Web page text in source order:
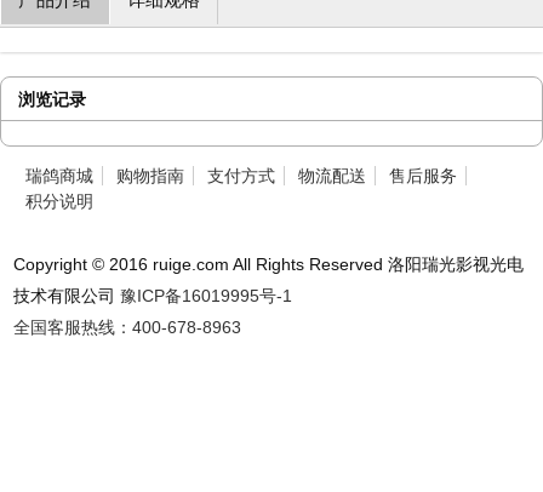
浏览记录
瑞鸽商城 购物指南 支付方式 物流配送
售后服务
积分说明
Copyright © 2016 ruige.com All Rights Reserved 洛阳瑞光影视光电
技术有限公司豫ICP备16019995号-1
全国客服热线：400-678-8963